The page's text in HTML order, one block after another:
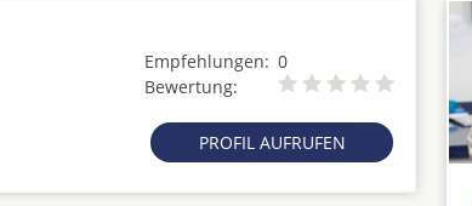
Empfehlungen: 0
Bewertung:
PROFIL AUFRUFEN